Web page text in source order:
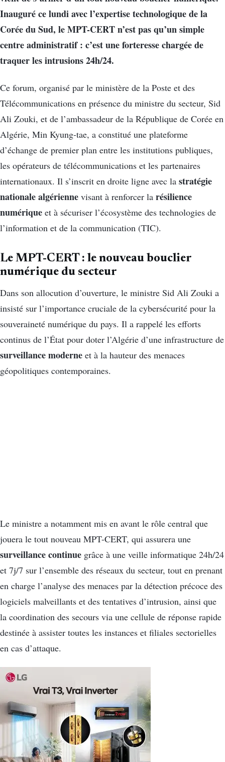
Inauguré ce lundi avec l’expertise technologique de la
Corée du Sud, le MPT-CERT n’est pas qu’un simple
centre administratif : c’est une forteresse chargée de
traquer les intrusions 24h/24.
Ce forum, organisé par le ministère de la Poste et des
Télécommunications en présence du ministre du secteur, Sid
Ali Zouki, et de l’ambassadeur de la République de Corée en
Algérie, Min Kyung-tae, a constitué une plateforme
d’échange de premier plan entre les institutions publiques,
les opérateurs de télécommunications et les partenaires
internationaux. Il s’inscrit en droite ligne avec la stratégie
nationale algérienne visant à renforcer la résilience
numérique et à sécuriser l’écosystème des technologies de
l’information et de la communication (TIC).
Le MPT-CERT : le nouveau bouclier
numérique du secteur
Dans son allocution d’ouverture, le ministre Sid Ali Zouki a
insisté sur l’importance cruciale de la cybersécurité pour la
souveraineté numérique du pays. Il a rappelé les efforts
continus de l’État pour doter l’Algérie d’une infrastructure de
surveillance moderne et à la hauteur des menaces
géopolitiques contemporaines.
Le ministre a notamment mis en avant le rôle central que
jouera le tout nouveau MPT-CERT, qui assurera une
surveillance continue grâce à une veille informatique 24h/24
et 7j/7 sur l’ensemble des réseaux du secteur, tout en prenant
en charge l’analyse des menaces par la détection précoce des
logiciels malveillants et des tentatives d’intrusion, ainsi que
la coordination des secours via une cellule de réponse rapide
destinée à assister toutes les instances et filiales sectorielles
en cas d’attaque.